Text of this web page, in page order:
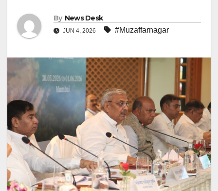
By News Desk
JUN 4, 2026 #Muzaffarnagar